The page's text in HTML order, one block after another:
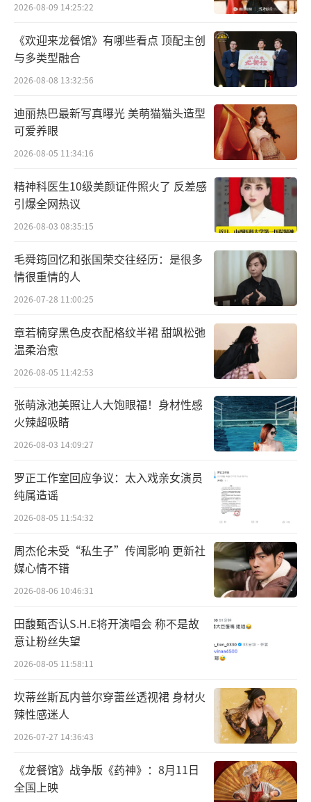
而就像全身透明的玻璃猫鱼，我们在爱情
当中展露出自己的全部，优点缺点毫无保留，
诚惶诚恐、却也心怀期待。在“愚人线”的故
事当中，显示与情感的拉扯更加清晰可见，繁
恼、害怕被否定的游移不定都让他们变得仿佛
两块形状特别的拼图，满心期待能有个人与自
己完美嵌合，结束这段孤单旅程；又生怕在磕
磕碰碰里磨平棱角，变成了自己不想成为的
人。
2026-08-09 14:25:22
《欢迎来龙餐馆》有哪些看点 顶配主创
与多类型融合
2026-08-08 13:32:56
迪丽热巴最新写真曝光 美萌猫猫头造型
可爱养眼
2026-08-05 11:34:16
精神科医生10级美颜证件照火了 反差感
引爆全网热议
2026-08-03 08:35:15
毛舜筠回忆和张国荣交往经历：是很多
情很重情的人
2026-07-28 11:00:25
章若楠穿黑色皮衣配格纹半裙 甜飒松弛
温柔治愈
2026-08-05 11:42:53
张萌泳池美照让人大饱眼福！身材性感
火辣超吸睛
2026-08-03 14:09:27
罗正工作室回应争议：太入戏亲女演员
纯属造谣
2026-08-05 11:54:32
周杰伦未受“私生子”传闻影响 更新社
媒心情不错
2026-08-06 10:46:31
田馥甄否认S.H.E将开演唱会 称不是故
意让粉丝失望
2026-08-05 11:58:11
坎蒂丝斯瓦内普尔穿蕾丝透视裙 身材火
辣性感迷人
2026-07-27 14:36:43
《龙餐馆》战争版《药神》：8月11日
全国上映